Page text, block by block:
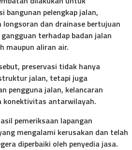
bangunan pelengkap jalan,
longsoran dan drainase bertujuan
terhadap badan jalan
maupun aliran air.
preservasi tidak hanya
jalan, tetapi juga
pengguna jalan, kelancaran
antarwilayah.
pemeriksaan lapangan
mengalami kerusakan dan telah
diperbaiki oleh penyedia jasa.